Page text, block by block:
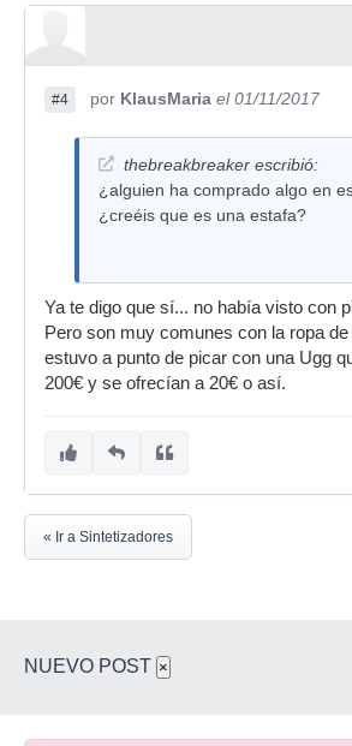
#4 por KlausMaria el 01/11/2017
thebreakbreaker escribió:
¿alguien ha comprado algo en
¿creéis que es una estafa?
Ya te digo que sí... no había visto con
Pero son muy comunes con la ropa
estuvo a punto de picar con una Ugg
200€ y se ofrecían a 20€ o así.
« Ir a Sintetizadores
NUEVO POST ×